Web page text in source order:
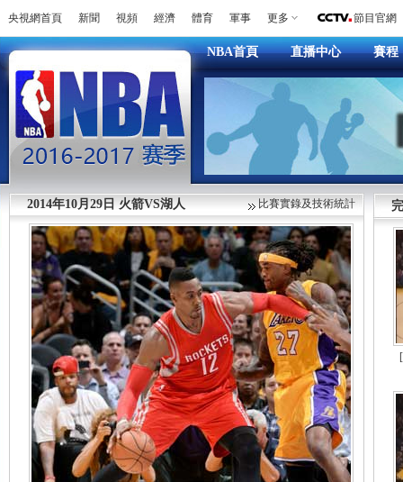
央視網首頁 新聞 視頻 經濟 體育 軍事 更多 節目官網
NBA首頁 直播中心 賽程
2014年10月29日 火箭VS湖人 比賽實錄及技術統計